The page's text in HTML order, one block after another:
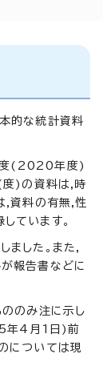
的な統計資料
(2020年度)
度)の資料は,時
,資料の有無,性
ています。
した。また,
報告書などに
のみ注に示し
年4月1日)前
については現